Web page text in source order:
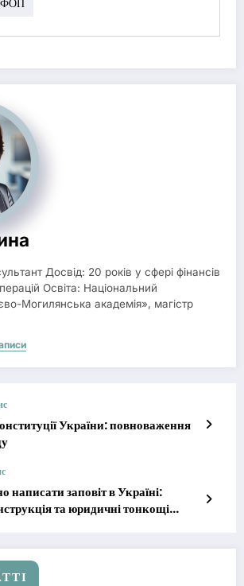
ФОП
Досвід: 20 років у сфері фінансів
Освіта: Національний
Могилянська академія», магістр
України: повноваження
написати заповіт в Україні:
та юридичні тонкощі